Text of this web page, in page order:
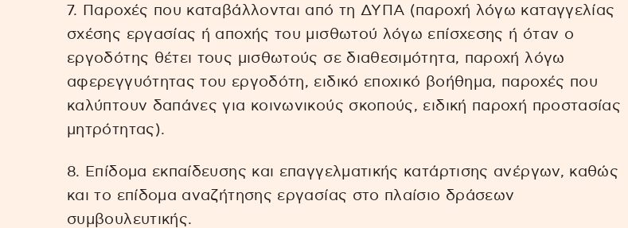
7. Παροχές που καταβάλλονται από τη ΔΥΠΑ (παροχή λόγω καταγγελίας
σχέσης εργασίας ή αποχής του μισθωτού λόγω επίσχεσης ή όταν ο
εργοδότης θέτει τους μισθωτούς σε διαθεσιμότητα, παροχή λόγω
αφερεγγυότητας του εργοδότη, ειδικό εποχικό βοήθημα, παροχές που
καλύπτουν δαπάνες για κοινωνικούς σκοπούς, ειδική παροχή προστασίας
μητρότητας).
8. Επίδομα εκπαίδευσης και επαγγελματικής κατάρτισης ανέργων, καθώς
και το επίδομα αναζήτησης εργασίας στο πλαίσιο δράσεων
συμβουλευτικής.